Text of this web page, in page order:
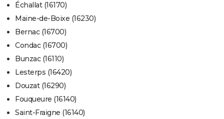
Échallat (16170)
Maine-de-Boixe (16230)
Bernac (16700)
Condac (16700)
Bunzac (16110)
Lesterps (16420)
Douzat (16290)
Fouqueure (16140)
Saint-Fraigne (16140)